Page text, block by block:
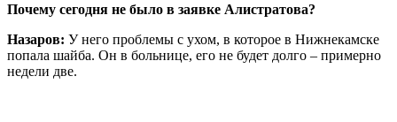
Почему сегодня не было в заявке Алистратова?
Назаров: У него проблемы с ухом, в которое в Нижнекамске
попала шайба. Он в больнице, его не будет долго – примерно
недели две.